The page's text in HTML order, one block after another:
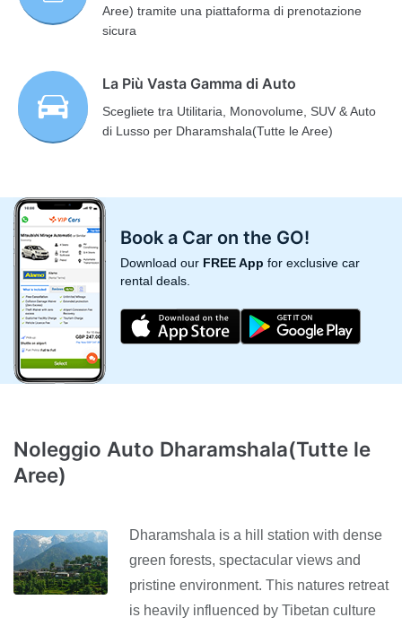
Aree) tramite una piattaforma di prenotazione
sicura
La Più Vasta Gamma di Auto
Scegliete tra Utilitaria, Monovolume, SUV & Auto
di Lusso per Dharamshala(Tutte le Aree)
Book a Car on the GO!
Download our FREE App for exclusive car
rental deals.
Noleggio Auto Dharamshala(Tutte le
Aree)
Dharamshala is a hill station with dense
green forests, spectacular views and
pristine environment. This natures retreat
is heavily influenced by Tibetan culture